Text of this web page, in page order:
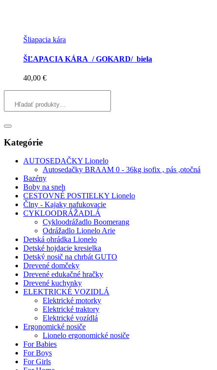
Šliapacia kára
ŠĽAPACIA KÁRA / GOKARD/ biela
40,00 €
Kategórie
AUTOSEDAČKY Lionelo
Autosedačky BRAAM 0 - 36kg isofix , pás ,otočná
Bazény
Boby na sneh
CESTOVNÉ POSTIELKY Lionelo
Člny - Kajaky nafukovacie
CYKLOODRÁŽADLÁ
Cykloodrážadlo Boomerang
Odrážadlo Lionelo Arie
Detská ohrádka Lionelo
Detské hojdacie kresielka
Detský nosič na chrbát GUTO
Drevené domčeky
Drevené edukačné hračky
Drevené kuchynky
ELEKTRICKÉ VOZIDLÁ
Elektrické motorky
Elektrické traktory
Elektrické vozídlá
Ergonomické nosiče
Lionelo ergonomické nosiče
For Babies
For Boys
For Girls